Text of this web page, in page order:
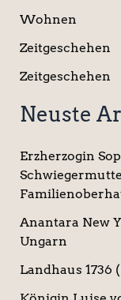
Wohnen
Zeitgeschehen
Zeitgeschehen
Neuste
Erzherzogin
Anantara New
Ungarn
Landhaus